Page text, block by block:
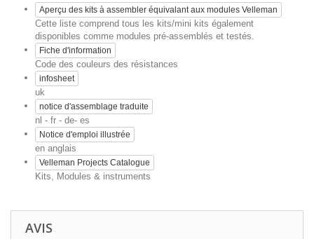
Aperçu des kits à assembler équivalant aux modules Velleman
Cette liste comprend tous les kits/mini kits également
disponibles comme modules pré-assemblés et testés.
Fiche d'information
Code des couleurs des résistances
infosheet
uk
notice d'assemblage traduite
nl - fr - de- es
Notice d'emploi illustrée
en anglais
Velleman Projects Catalogue
Kits, Modules & instruments
AVIS